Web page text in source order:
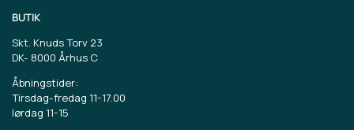
BUTIK
Skt. Knuds Torv 23
DK- 8000 Århus C
Åbningstider:
Tirsdag-fredag 11-17.00
lørdag 11-15